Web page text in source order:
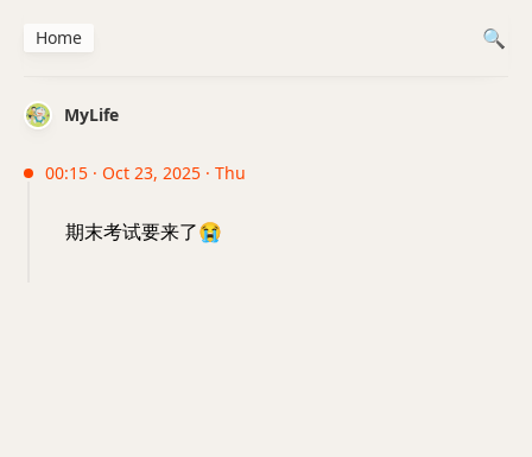
MyLife
00:15 · Oct 23, 2025 · Thu
期末考试要来了😭
Home